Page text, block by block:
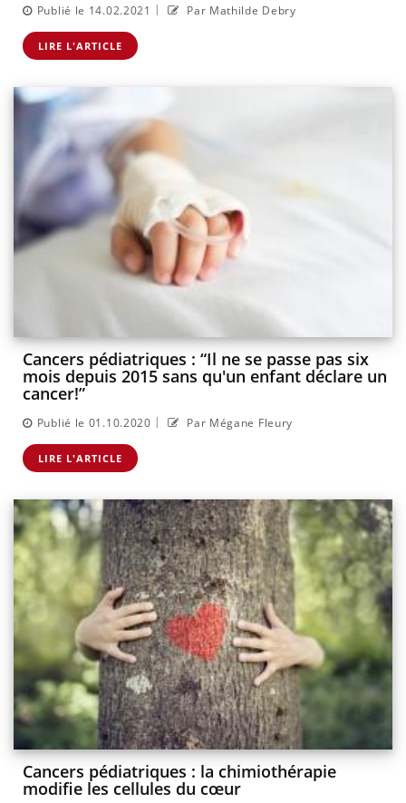
Publié le 14.02.2021 | Par Mathilde Debry
LIRE L'ARTICLE
Cancers pédiatriques : “Il ne se passe pas six
mois depuis 2015 sans qu'un enfant déclare un
cancer!”
Publié le 01.10.2020 | Par Mégane Fleury
LIRE L'ARTICLE
Cancers pédiatriques : la chimiothérapie
modifie les cellules du cœur